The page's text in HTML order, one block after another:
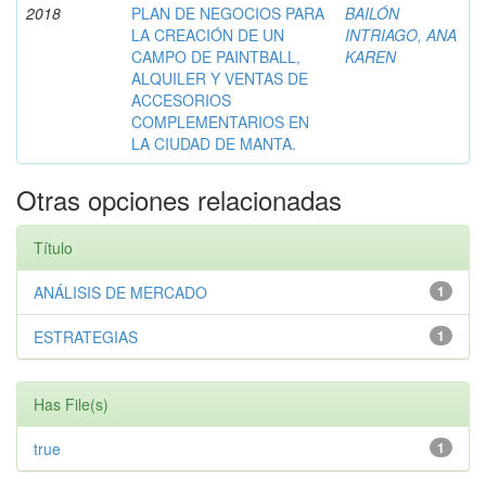
2018
PLAN DE NEGOCIOS PARA
LA CREACIÓN DE UN
CAMPO DE PAINTBALL,
ALQUILER Y VENTAS DE
ACCESORIOS
COMPLEMENTARIOS EN
LA CIUDAD DE MANTA.
BAILÓN
INTRIAGO, ANA
KAREN
Otras opciones relacionadas
Título
1
ANÁLISIS DE MERCADO
1
ESTRATEGIAS
Has File(s)
1
true